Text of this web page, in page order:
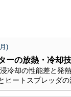
)
ーの放熱・冷却
冷却の性能差と発
ヒートスプレッダの